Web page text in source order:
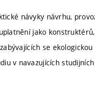
návyky návrhu,
jako
se
v navazujících